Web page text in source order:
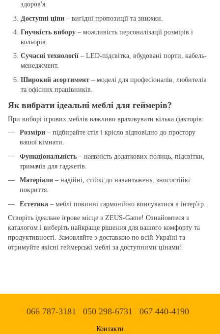
здоров'я.
Доступні ціни – вигідні пропозиції та знижки.
Гнучкість вибору – можливість персоналізації розмірів і
кольорів.
Сучасні технології – LED-підсвітка, вбудовані порти, кабель-
менеджмент.
Широкий асортимент – моделі для професіоналів, любителів
та офісних працівників.
Як вибрати ідеальні меблі для геймерів?
При виборі ігрових меблів важливо враховувати кілька факторів:
Розміри – підбирайте стіл і крісло відповідно до простору
вашої кімнати.
Функціональність – наявність додаткових полиць, підсвітки,
тримачів для гаджетів.
Матеріали – надійні, стійкі до навантажень, зносостійкі
покриття.
Естетика – меблі повинні гармонійно вписуватися в інтер'єр.
Створіть ідеальне ігрове місце з ZEUS-Game! Ознайомтеся з
каталогом і виберіть найкраще рішення для вашого комфорту та
продуктивності. Замовляйте з доставкою по всій Україні та
отримуйте якісні геймерські меблі за доступними цінами!
066 787-3181 050 298-6731 067 440-4190
Контакти